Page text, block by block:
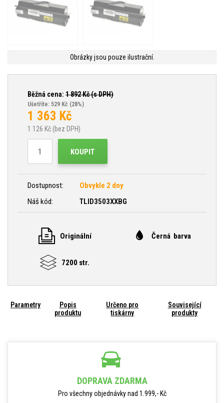
Obrázky jsou pouze ilustrační.
Běžná cena: 1 892Kč (s DPH)
Ušetříte: 529 Kč (28%)
1 363 Kč
1 126 Kč (bez DPH)
KOUPIT
Dostupnost:
Obvykle 2 dny
Náš kód:
TLID3503XXBG
Originální Černá barva
7200 str.
Parametry
Popis
produktu
Určeno pro
tiskárny
Související
produkty
DOPRAVA ZDARMA
Pro všechny objednávky nad 1.999,- Kč